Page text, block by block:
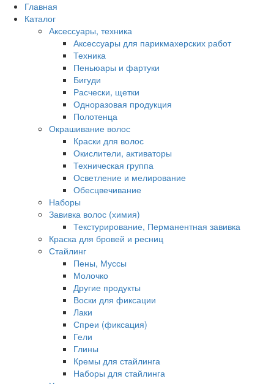
Главная
Каталог
Аксессуары, техника
Аксессуары для парикмахерских работ
Техника
Пеньюары и фартуки
Бигуди
Расчески, щетки
Одноразовая продукция
Полотенца
Окрашивание волос
Краски для волос
Окислители, активаторы
Техническая группа
Осветление и мелирование
Обесцвечивание
Наборы
Завивка волос (химия)
Текстурирование, Перманентная завивка
Краска для бровей и ресниц
Стайлинг
Пены, Муссы
Молочко
Другие продукты
Воски для фиксации
Лаки
Спреи (фиксация)
Гели
Глины
Кремы для стайлинга
Наборы для стайлинга